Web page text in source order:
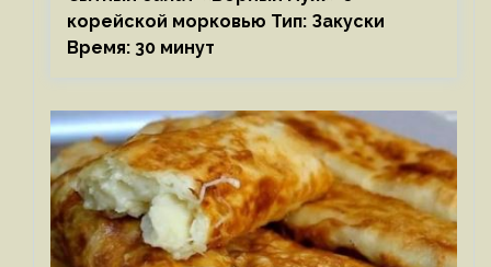
корейской морковью Тип: Закуски
Время: 30 минут